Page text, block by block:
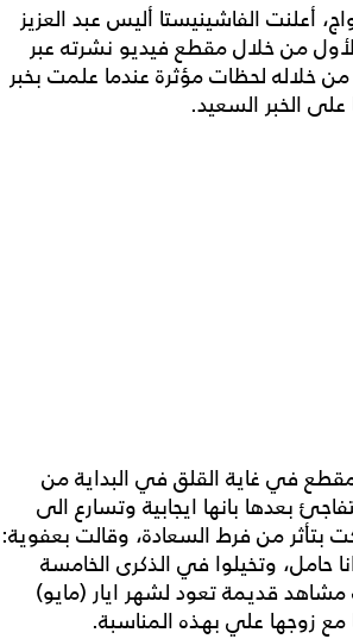
بعد 5 سنوات من الزواج، أعلنت الفاشينيستا ‎أليس عبد العزيز
من خلال مقطع فيديو نشرته عبر
خلاله لحظات مؤثرة عندما علمت بخبر
الخبر السعيد.
في غاية القلق في البداية من
بعدها بانها ايجابية وتسارع الى
بتأثر من فرط السعادة، وقالت بعفوية:
انا حامل، وتخيلوا في الذكرى الخامسة
قديمة تعود لشهر ايار (مايو)
زوجها علي بهذه المناسبة.